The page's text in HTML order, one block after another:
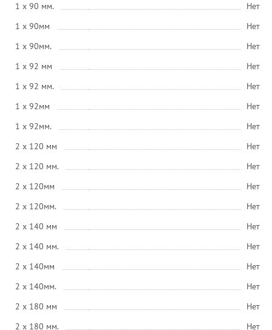
1 x 90 мм.
Нет
1 x 90мм
Нет
1 x 90мм.
Нет
1 x 92 мм
Нет
1 x 92 мм.
Нет
1 x 92мм
Нет
1 x 92мм.
Нет
2 x 120 мм
Нет
2 x 120 мм.
Нет
2 x 120мм
Нет
2 x 120мм.
Нет
2 x 140 мм
Нет
2 x 140 мм.
Нет
2 x 140мм
Нет
2 x 140мм.
Нет
2 x 180 мм
Нет
2 x 180 мм.
Нет